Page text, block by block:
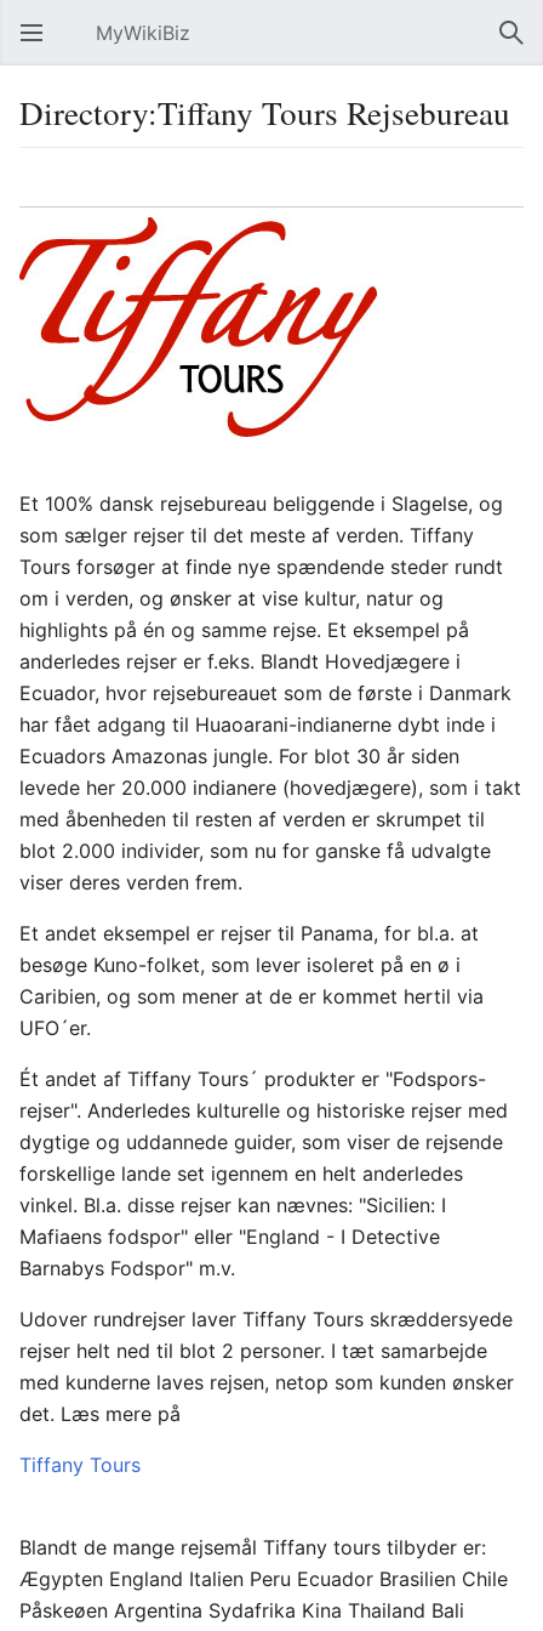
Open main menu MyWikiBiz
Directory:Tiffany Tours Rejsebureau
Et 100% dansk rejsebureau beliggende i Slagelse, og
som sælger rejser til det meste af verden. Tiffany
Tours forsøger at finde nye spændende steder rundt
om i verden, og ønsker at vise kultur, natur og
highlights på én og samme rejse. Et eksempel på
anderledes rejser er f.eks. Blandt Hovedjægere i
Ecuador, hvor rejsebureauet som de første i Danmark
har fået adgang til Huaoarani-indianerne dybt inde i
Ecuadors Amazonas jungle. For blot 30 år siden
levede her 20.000 indianere (hovedjægere), som i takt
med åbenheden til resten af verden er skrumpet til
blot 2.000 individer, som nu for ganske få udvalgte
viser deres verden frem.
Et andet eksempel er rejser til Panama, for bl.a. at
besøge Kuno-folket, som lever isoleret på en ø i
Caribien, og som mener at de er kommet hertil via
UFO´er.
Ét andet af Tiffany Tours´ produkter er "Fodspors-
rejser". Anderledes kulturelle og historiske rejser med
dygtige og uddannede guider, som viser de rejsende
forskellige lande set igennem en helt anderledes
vinkel. Bl.a. disse rejser kan nævnes: "Sicilien: I
Mafiaens fodspor" eller "England - I Detective
Barnabys Fodspor" m.v.
Udover rundrejser laver Tiffany Tours skræddersyede
rejser helt ned til blot 2 personer. I tæt samarbejde
med kunderne laves rejsen, netop som kunden ønsker
det. Læs mere på
Tiffany Tours
Blandt de mange rejsemål Tiffany tours tilbyder er:
Ægypten England Italien Peru Ecuador Brasilien Chile
Påskeøen Argentina Sydafrika Kina Thailand Bali